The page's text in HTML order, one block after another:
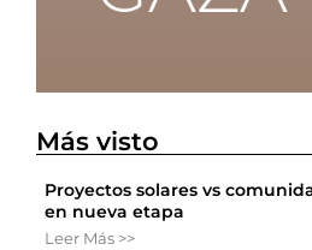
Más visto
Proyectos solares vs
en nueva etapa
Leer Más >>